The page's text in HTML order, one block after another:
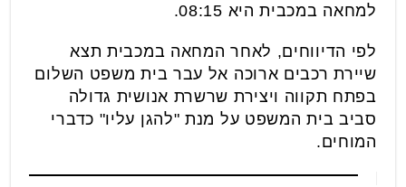
למחאה במכבית היא 08:15.
לפי הדיווחים, לאחר המחאה במכבית תצא
שיירת רכבים ארוכה אל עבר בית משפט השלום
בפתח תקווה ויצירת שרשרת אנושית גדולה
סביב בית המשפט על מנת "להגן עליו" כדברי
המוחים.